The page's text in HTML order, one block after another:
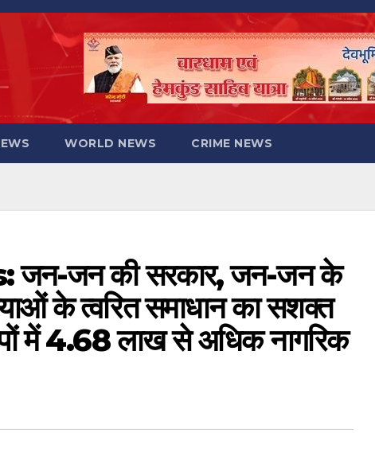
WORLD NEWS CRIME NEWS
जन की सरकार, जन-जन के
के त्वरित समाधान का सशक्त
में 4.68 लाख से अधिक नागरिक